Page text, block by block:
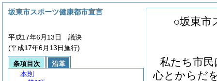
○坂東市
私たち市
心とからだ
坂東市スポーツ健康都市宣言
平成17年6月13日 議決
(平成17年6月13日施行)
条項目次
沿革
本則